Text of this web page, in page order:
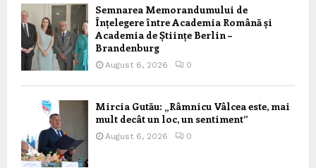
Semnarea Memorandumului de
Înțelegere între Academia Română și
Academia de Științe Berlin –
Brandenburg
August 6, 2026 0
Mircia Gutău: „Râmnicu Vâlcea este, mai
mult decât un loc, un sentiment”
August 6, 2026 0